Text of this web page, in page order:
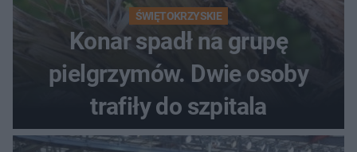
ŚWIĘTOKRZYSKIE
Konar spadł na grupę
pielgrzymów. Dwie osoby
trafiły do szpitala